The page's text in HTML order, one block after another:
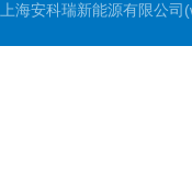
上海安科瑞新能源有限公